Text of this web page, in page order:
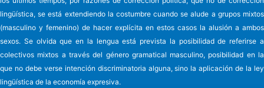
lingüística, se está extendiendo la costumbre cuando se alude a grupos mixtos
(masculino y femenino) de hacer explícita en estos casos la alusión a ambos
sexos. Se olvida que en la lengua está prevista la posibilidad de referirse a
colectivos mixtos a través del género gramatical masculino, posibilidad en la
que no debe verse intención discriminatoria alguna, sino la aplicación de la ley
lingüística de la economía expresiva.